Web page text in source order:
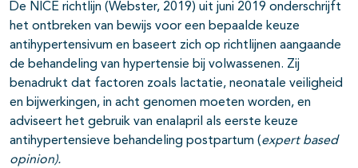
De NICE richtlijn (Webster, 2019) uit juni 2019 onderschrijft
het ontbreken van bewijs voor een bepaalde keuze
antihypertensivum en baseert zich op richtlijnen aangaande
de behandeling van hypertensie bij volwassenen. Zij
benadrukt dat factoren zoals lactatie, neonatale veiligheid
en bijwerkingen, in acht genomen moeten worden, en
adviseert het gebruik van enalapril als eerste keuze
antihypertensieve behandeling postpartum (expert based
opinion).